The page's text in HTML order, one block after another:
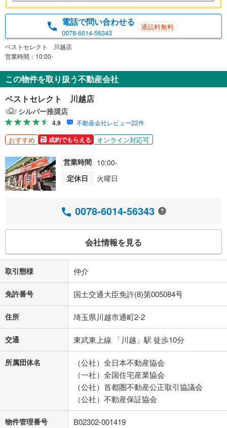
電話で問い合わせる
0078-6014-56343
通話料無料
ベストセレクト 川越店
営業時間：10:00-
この物件を取り扱う不動産会社
ベストセレクト 川越店
シルバー推奨店
4.9 不動産会社レビュー22件
おすすめ 成約でもらえる オンライン対応可
営業時間 10:00-
定休日
火曜日
0078-6014-56343
会社情報を見る
取引態様 仲介
免許番号 国土交通大臣免許(8)第005084号
住所 埼玉県川越市通町2‐2
交通 東武東上線 「川越」駅 徒歩10分
所属団体名
（公社）全日本不動産協会
（一社）全国住宅産業協会
（公社）首都圏不動産公正取引協議会
（公社）不動産保証協会
物件管理番号 B02302-001419